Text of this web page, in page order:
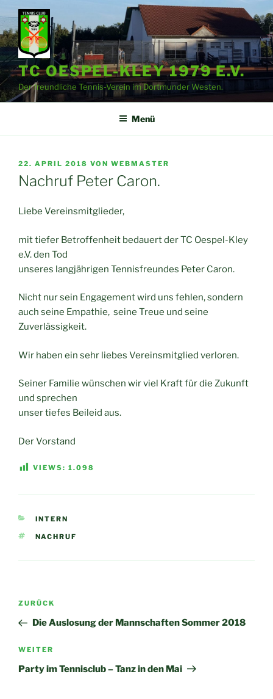
Zum
Inhalt
springen
TC OESPEL-KLEY 1979 E.V.
Der freundliche Tennis-Verein im Dortmunder Westen.
Menü
VERÖFFENTLICHT
AM
22. APRIL 2018 VON WEBMASTER
Nachruf Peter Caron.
Liebe Vereinsmitglieder,
mit tiefer Betroffenheit bedauert der TC Oespel-Kley
e.V. den Tod
unseres langjährigen Tennisfreundes Peter Caron.
Nicht nur sein Engagement wird uns fehlen, sondern
auch seine Empathie, seine Treue und seine
Zuverlässigkeit.
Wir haben ein sehr liebes Vereinsmitglied verloren.
Seiner Familie wünschen wir viel Kraft für die Zukunft
und sprechen
unser tiefes Beileid aus.
Der Vorstand
VIEWS: 1.098
KATEGORIEN
INTERN
SCHLAGWÖRTER
NACHRUF
Beitragsnavigation
Vorheriger
Beitrag
ZURÜCK
Die Auslosung der Mannschaften Sommer 2018
Nächster
Beitrag
WEITER
Party im Tennisclub – Tanz in den Mai